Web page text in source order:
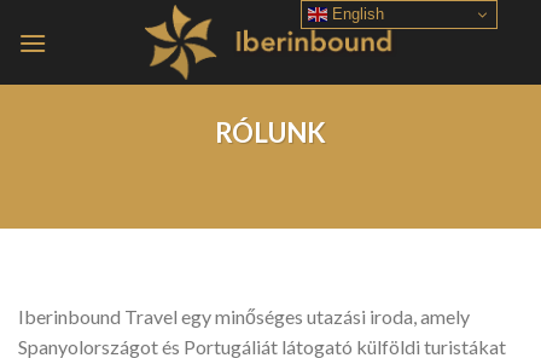
RÓLUNK
Iberinbound Travel egy minőséges utazási iroda, amely
Spanyolországot és Portugáliát látogató külföldi turistákat
English